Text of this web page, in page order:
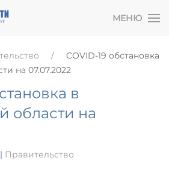
МЕНЮ
COVID-19 обстановка
на 07.07.2022
в
области на
| Правительство